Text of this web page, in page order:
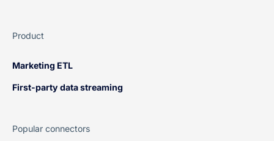
Product
Marketing ETL
First-party data streaming
Popular connectors